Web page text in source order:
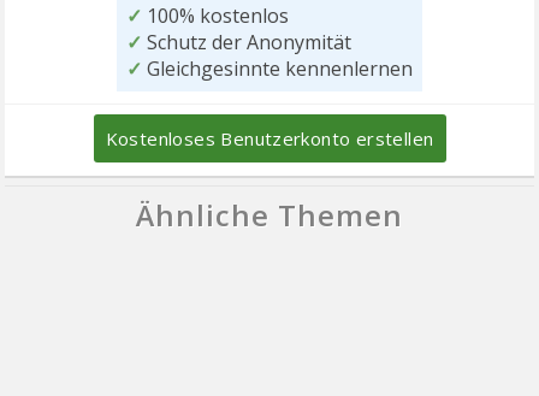
✓ 100% kostenlos
✓ Schutz der Anonymität
✓ Gleichgesinnte kennenlernen
Kostenloses Benutzerkonto erstellen
Ähnliche Themen